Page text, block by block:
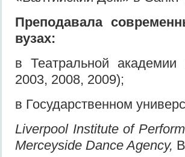
Преподавала
вузах:
в Театральной
2003, 2008, 2009);
в Государственном
Liverpool Institute of
Merceyside Dance Agency,